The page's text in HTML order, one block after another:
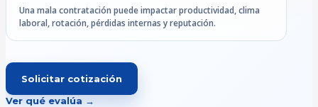
Una mala contratación puede impactar productividad, clima
laboral, rotación, pérdidas internas y reputación.
Solicitar cotización
Ver qué evalúa →